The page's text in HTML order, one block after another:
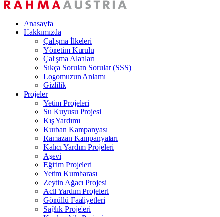
Anasayfa
Hakkımızda
Çalışma İlkeleri
Yönetim Kurulu
Çalışma Alanları
Sıkça Sorulan Sorular (SSS)
Logomuzun Anlamı
Gizlilik
Projeler
Yetim Projeleri
Su Kuyusu Projesi
Kış Yardımı
Kurban Kampanyası
Ramazan Kampanyaları
Kalıcı Yardım Projeleri
Aşevi
Eğitim Projeleri
Yetim Kumbarası
Zeytin Ağacı Projesi
Acil Yardım Projeleri
Gönüllü Faaliyetleri
Sağlık Projeleri